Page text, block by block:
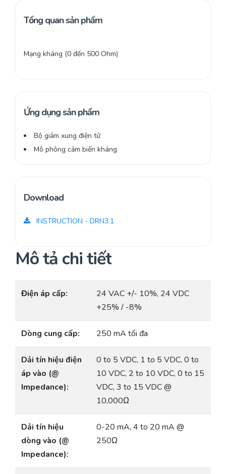
Tổng quan sản phẩm
Mạng kháng (0 đến 500 Ohm)
Ứng dụng sản phẩm
Bộ giảm xung điện tử
Mô phỏng cảm biến kháng
Download
INSTRUCTION - DRN3.1
Mô tả chi tiết
Điện áp cấp:
24 VAC +/- 10%, 24 VDC
+25% / -8%
Dòng cung cấp: 250 mA tối đa
Dải tín hiệu điện
áp vào (@
Impedance):
0 to 5 VDC, 1 to 5 VDC, 0 to
10 VDC, 2 to 10 VDC, 0 to 15
VDC, 3 to 15 VDC @
10,000Ω
Dải tín hiệu
dòng vào (@
Impedance):
0-20 mA, 4 to 20 mA @
250Ω